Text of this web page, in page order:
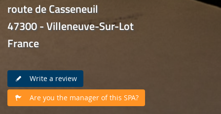
route de Casseneuil
47300 - Villeneuve-Sur-Lot
France
Write a review
Are you the manager of this SPA?